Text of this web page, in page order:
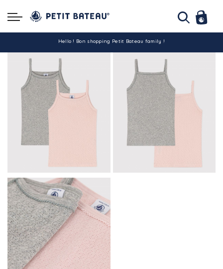
Hello ! Bon shopping Petit Bateau family !
La livraison est assurée partout en Tunisie !
-10% pour tout paiement par carte bancaire (hors promo)